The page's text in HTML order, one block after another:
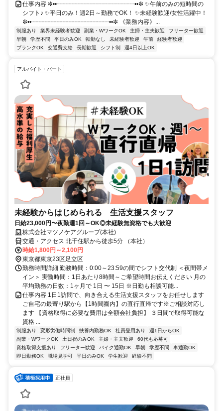
仕事内容 ✼••┈┈┈┈┈┈┈┈┈┈┈┈┈••✼ ✨午前のみの短時間の
シフト♪ ✨平日のみ！週2日～勤務でOK！ ✨未経験歓迎/女性活躍中！
✼••┈┈┈┈┈┈┈┈┈┈┈┈┈••✼ 《業務内容》...
制服あり 業界未経験者歓迎 副業・WワークOK 主婦・主夫歓迎
フリーター歓迎
早朝
学歴不問 平日のみOK 転勤なし 未経験者歓迎 午前
経験者歓迎
ブランクOK
交通費支給 長期歓迎 シフト制 週4日以上OK
アルバイト・パート
未経験からはじめられる 生活支援スタッフ
日給23,000円〜夜勤週1回～OK◎未経験無資格でも大歓迎
株式会社マツノケアグループ(本社)
交通・アクセス 北千住駅から徒歩5分 （本社）
時給1,800円～2,100円
東京都東京23区足立区
勤務時間詳細 勤務時間：0:00～23:59の間でシフト交代制 ＜夜間帯メ
イン＞ 実働時間：1日あたり8時間～ご希望時間お伝えください 月の
平均勤務の日数：1ヶ月で 1日 〜 15日 ※日勤も相談可能...
仕事内容 1日1訪問で、向き合える生活支援スタッフをお任せします
ご自宅の最寄り駅から【1時間圏内】の直行直帰です※ご相談対応し
ます 【資格取得に必要な費用は全額会社負担】 ３日間で取得可能な
資格 ...
制服あり 変形労働時間制 扶養内勤務OK 社員登用あり
週1日からOK
副業・WワークOK
土日祝のみOK 主婦・主夫歓迎
60代も応募可
資格取得支援あり
フリーター歓迎 バイク通勤OK 早朝 学歴不問
車通勤OK
即日勤務OK
職場見学可 平日のみOK 学生歓迎 経験不問
正社員